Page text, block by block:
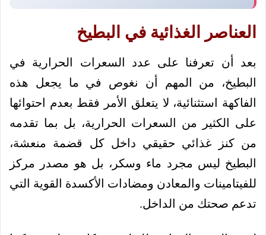
العناصر الغذائية في البطيخ
بعد أن تعرفنا على عدد السعرات الحرارية في
البطيخ، من المهم أن نغوص في ما يجعل هذه
الفاكهة استثنائية، لا يتعلق الأمر فقط بعدم احتوائها
على الكثير من السعرات الحرارية، بل بما تقدمه
من كنز غذائي حقيقي داخل كل قضمة منعشة،
البطيخ ليس مجرد ماء وسكر، بل هو مصدر مركز
للفيتامينات والمعادن ومضادات الأكسدة القوية التي
تدعم صحتك من الداخل.